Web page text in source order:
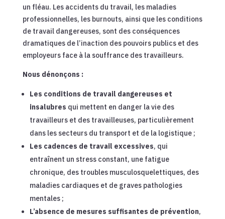
un fléau. Les accidents du travail, les maladies
professionnelles, les burnouts, ainsi que les conditions
de travail dangereuses, sont des conséquences
dramatiques de l’inaction des pouvoirs publics et des
employeurs face à la souffrance des travailleurs.
Nous dénonçons :
Les conditions de travail dangereuses et
insalubres qui mettent en danger la vie des
travailleurs et des travailleuses, particulièrement
dans les secteurs du transport et de la logistique ;
Les cadences de travail excessives, qui
entraînent un stress constant, une fatigue
chronique, des troubles musculosquelettiques, des
maladies cardiaques et de graves pathologies
mentales ;
L’absence de mesures suffisantes de prévention,